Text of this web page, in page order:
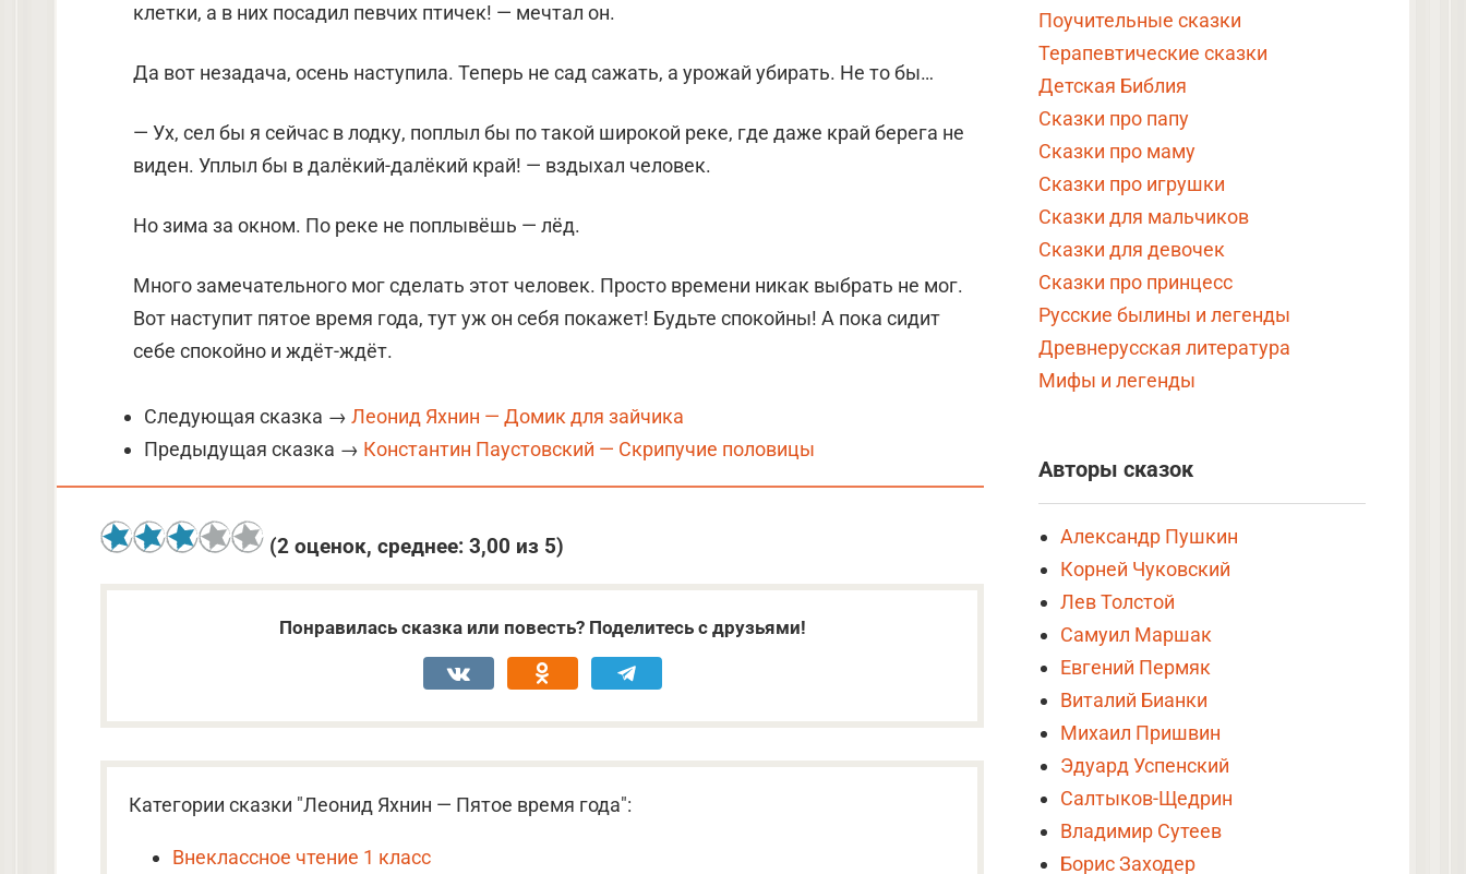
клетки, а в них посадил певчих птичек! — мечтал он.
Да вот незадача, осень наступила. Теперь не сад сажать, а урожай убирать. Не то бы…
— Ух, сел бы я сейчас в лодку, поплыл бы по такой широкой реке, где даже край берега не
виден. Уплыл бы в далёкий-далёкий край! — вздыхал человек.
Но зима за окном. По реке не поплывёшь — лёд.
Много замечательного мог сделать этот человек. Просто времени никак выбрать не мог.
Вот наступит пятое время года, тут уж он себя покажет! Будьте спокойны! А пока сидит
себе спокойно и ждёт-ждёт.
Следующая сказка → Леонид Яхнин — Домик для зайчика
Предыдущая сказка → Константин Паустовский — Скрипучие половицы
(2 оценок, среднее: 3,00 из 5)
Понравилась сказка или повесть? Поделитесь с друзьями!
Категории сказки "Леонид Яхнин — Пятое время года":
Внеклассное чтение 1 класс
Поучительные сказки
Терапевтические сказки
Детская Библия
Сказки про папу
Сказки про маму
Сказки про игрушки
Сказки для мальчиков
Сказки для девочек
Сказки про принцесс
Русские былины и легенды
Древнерусская литература
Мифы и легенды
Авторы сказок
Александр Пушкин
Корней Чуковский
Лев Толстой
Самуил Маршак
Евгений Пермяк
Виталий Бианки
Михаил Пришвин
Эдуард Успенский
Салтыков-Щедрин
Владимир Сутеев
Борис Заходер